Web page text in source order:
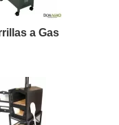
a Gas